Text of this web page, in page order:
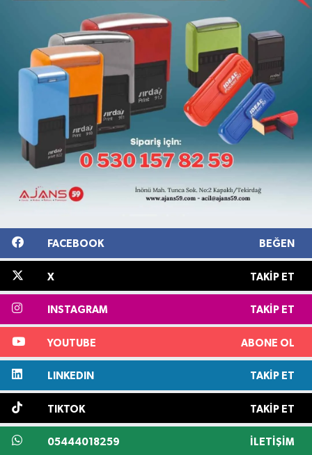
FACEBOOK BEĞEN
X TAKIP ET
INSTAGRAM TAKIP ET
YOUTUBE ABONE OL
LINKEDIN TAKIP ET
TIKTOK TAKIP ET
05444018259 İLETIŞIM